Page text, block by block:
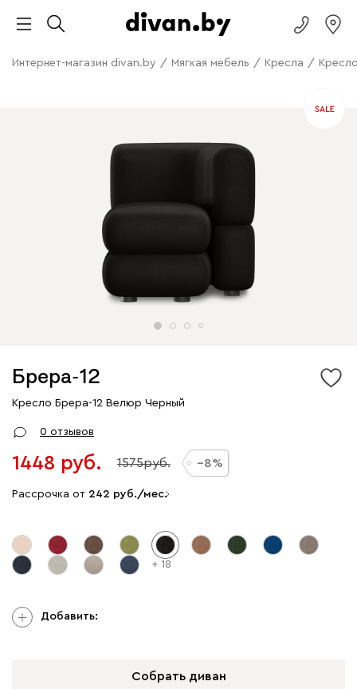
Интернет-магазин divan.by / Мягкая мебель / Кресла /
Брера-12
Кресло Брера-12 Велюр Черный
0 отзывов
1448 1575 8
Рассрочка от 242 /мес.
+ 18
Добавить:
Собрать диван